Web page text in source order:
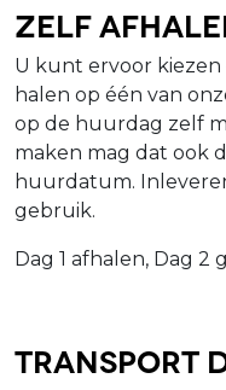
Zelf
U kunt ervoor kiezen
halen op één van
op de huurdag zelf
maken mag dat ook
huurdatum.
gebruik.
Dag 1 afhalen, Dag 2
Transport